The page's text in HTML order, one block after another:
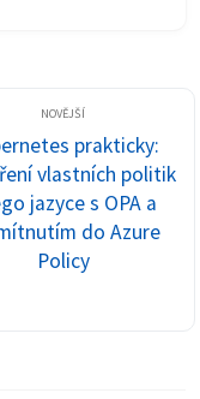
prakticky:
vlastních politik
jazyce s OPA a
do Azure
Policy